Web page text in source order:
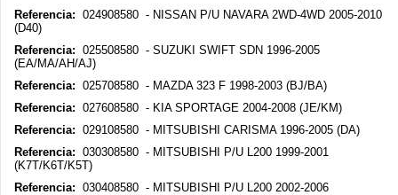
Referencia: 024908580 - NISSAN P/U NAVARA 2WD-4WD 2005-2010
(D40)
Referencia: 025508580 - SUZUKI SWIFT SDN 1996-2005
(EA/MA/AH/AJ)
Referencia: 025708580 - MAZDA 323 F 1998-2003 (BJ/BA)
Referencia: 027608580 - KIA SPORTAGE 2004-2008 (JE/KM)
Referencia: 029108580 - MITSUBISHI CARISMA 1996-2005 (DA)
Referencia: 030308580 - MITSUBISHI P/U L200 1999-2001
(K7T/K6T/K5T)
Referencia: 030408580 - MITSUBISHI P/U L200 2002-2006